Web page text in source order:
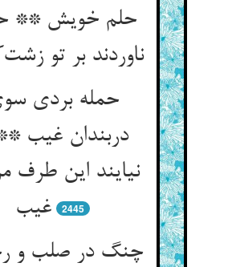
حلم خویش **
ناوردند بر تو
حمله بردی
دربندان غیب
نیایند این طرف
غیب
2445
چنگ در صلب و